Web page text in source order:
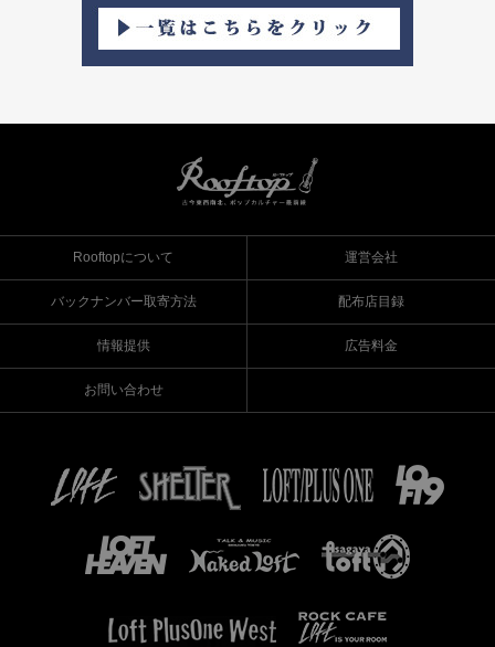
Rooftopについて 運営会社
バックナンバー取寄方法 配布店目録
情報提供 広告料金
お問い合わせ